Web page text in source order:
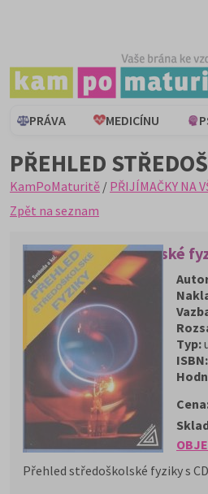
PRÁVA MEDICÍNU
PŘEHLED
KamPoMaturitě / PŘIJÍMAČKY NA
Zpět na seznam
Přehled středoškolské
Typ:
ISBN:
Přehled středoškolské fyziky s CD